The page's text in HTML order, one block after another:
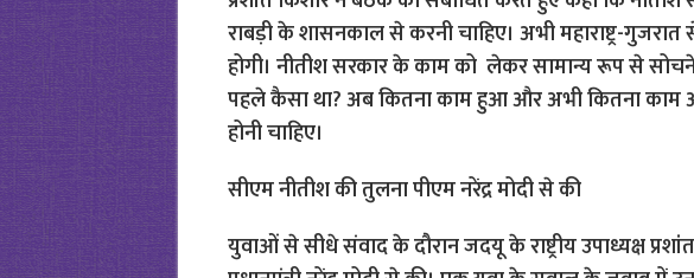
राबड़ी के शासनकाल से करनी चाहिए। अभी महाराष्ट्र-
होगी। नीतीश सरकार के काम को लेकर सामान्य रूप से
पहले कैसा था? अब कितना काम हुआ और अभी कितना काम
होनी चाहिए।
सीएम नीतीश की तुलना पीएम नरेंद्र मोदी से की
युवाओं से सीधे संवाद के दौरान जदयू के राष्ट्रीय उपाध्यक्ष